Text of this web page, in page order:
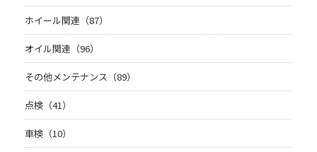
ホイール関連（87）
オイル関連（96）
その他メンテナンス（89）
点検（41）
車検（10）